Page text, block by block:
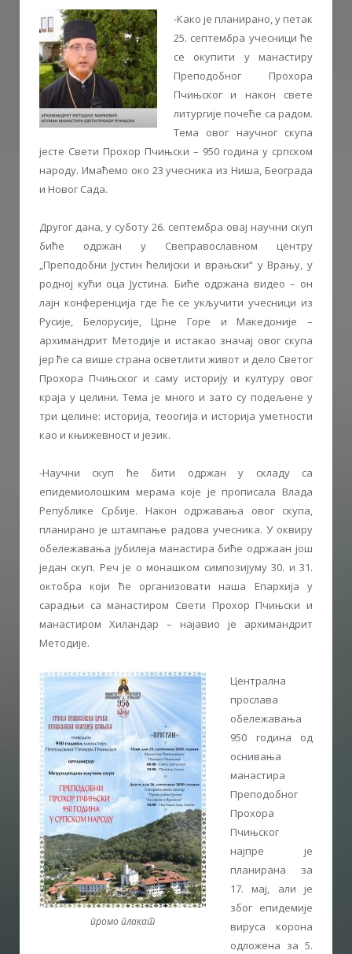
-Како је планирано, у петак
25. септембра учесници ће
се окупити у манастиру
Преподобног Прохора
Пчињског и након свете
литургије почеће са радом.
Тема овог научног скупа
јесте Свети Прохор Пчињски – 950 година у српском
народу. Имаћемо око 23 учесника из Ниша, Београда
и Новог Сада.
Другог дана, у суботу 26. септембра овај научни скуп
биће одржан у Свеправославном центру
„Преподобни Јустин ћелијски и врањски“ у Врању, у
родној кући оца Јустина. Биће одржана видео – он
лајн конференција где ће се укључити учесници из
Русије, Белорусије, Црне Горе и Македоније –
архимандрит Методије и истакао значај овог скупа
јер ће са више страна осветлити живот и дело Светог
Прохора Пчињског и саму историју и културу овог
краја у целини. Тема је много и зато су подељене у
три целине: историја, теоогија и историја уметности
као и књижевност и језик.
-Научни скуп ће бити одржан у складу са
епидемиолошким мерама које је прописала Влада
Републике Србије. Након одржавања овог скупа,
планирано је штампање радова учесника. У оквиру
обележавања јубилеја манастира биће одржаан још
један скуп. Реч је о монашком симпозијуму 30. и 31.
октобра који ће организовати наша Епархија у
сарадњи са манастиром Свети Прохор Пчињски и
манастиром Хиландар – најавио је архимандрит
Методије.
промо плакат
Централна
прослава
обележавања
950 година од
оснивања
манастира
Преподобног
Прохора
Пчињског
најпре је
планирана за
17. мај, али је
због епидемије
вируса корона
одложена за 5.